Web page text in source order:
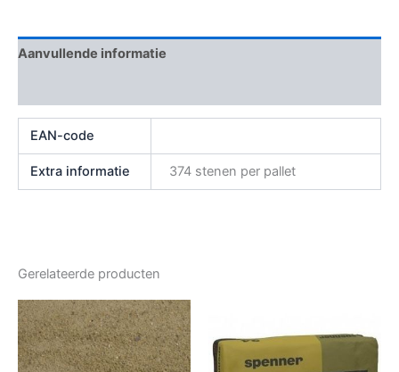
Aanvullende informatie
EAN-code
Extra informatie 374 stenen per pallet
Gerelateerde producten